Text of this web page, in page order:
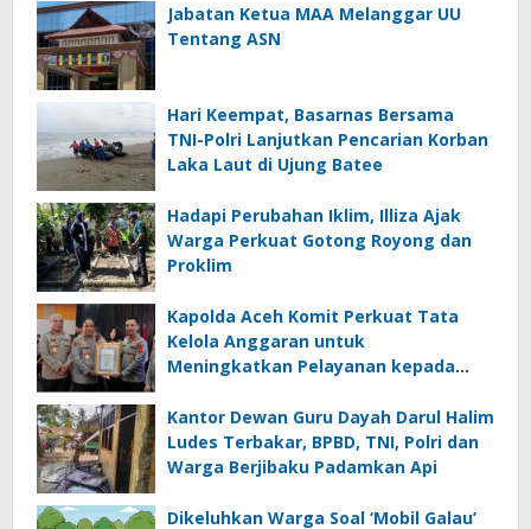
Jabatan Ketua MAA Melanggar UU
Tentang ASN
Hari Keempat, Basarnas Bersama
TNI-Polri Lanjutkan Pencarian Korban
Laka Laut di Ujung Batee
Hadapi Perubahan Iklim, Illiza Ajak
Warga Perkuat Gotong Royong dan
Proklim
Kapolda Aceh Komit Perkuat Tata
Kelola Anggaran untuk
Meningkatkan Pelayanan kepada
Kantor Dewan Guru Dayah Darul Halim
Ludes Terbakar, BPBD, TNI, Polri dan
Warga Berjibaku Padamkan Api
Dikeluhkan Warga Soal ‘Mobil Galau’